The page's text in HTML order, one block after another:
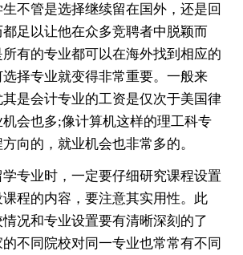
不管是选择继续留在国外，还是回
足以让他在众多竞聘者中脱颖而
有的专业都可以在海外找到相应的
择专业就变得非常重要。一般来
是会计专业的工资是仅次于美国律
会也多;像计算机这样的理工科专
向的，就业机会也非常多的。
业时，一定要仔细研究课程设置
程的内容，要注意其实用性。此
况和专业设置要有清晰深刻的了
不同院校对同一专业也常常有不同